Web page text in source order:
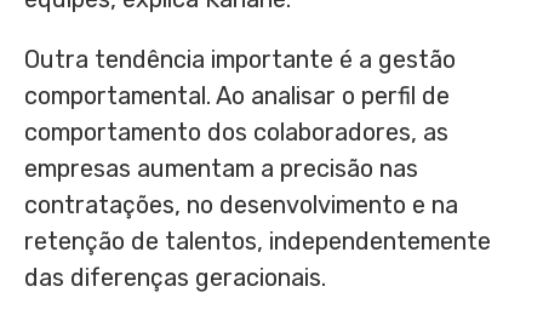
Outra tendência importante é a gestão
comportamental. Ao analisar o perfil de
comportamento dos colaboradores, as
empresas aumentam a precisão nas
contratações, no desenvolvimento e na
retenção de talentos, independentemente
das diferenças geracionais.